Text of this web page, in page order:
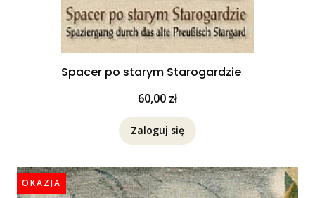
Spacer po starym Starogardzie
Cena
60,00 zł
Zaloguj się
OKAZJA